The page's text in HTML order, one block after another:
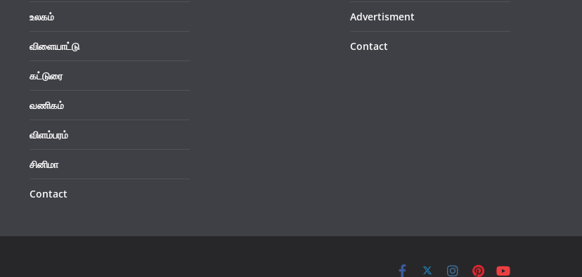
உலகம்
விளையாட்டு
கட்டுரை
வணிகம்
விளம்பரம்
சினிமா
Contact
Advertisment
Contact